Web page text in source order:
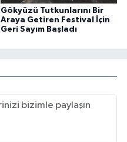
Gökyüzü Tutkunlarını Bir
Araya Getiren Festival İçin
Geri Sayım Başladı